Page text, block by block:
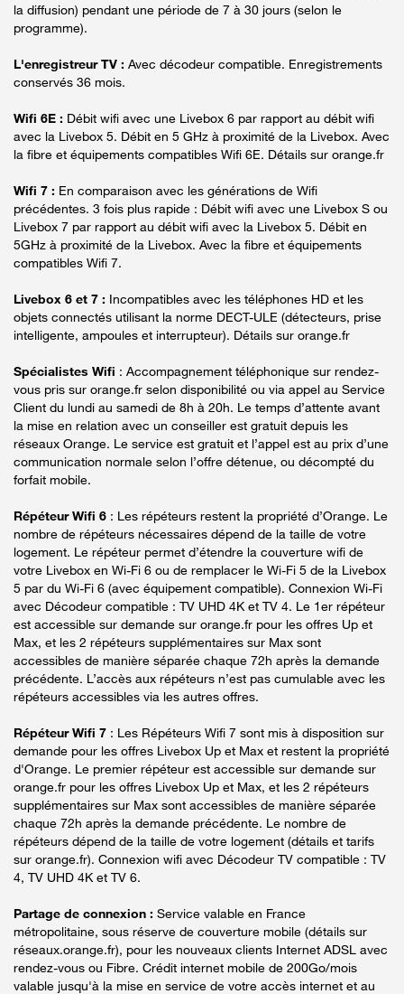
la diffusion) pendant une période de 7 à 30 jours (selon le
programme).
L'enregistreur TV : Avec décodeur compatible. Enregistrements
conservés 36 mois.
Wifi 6E : Débit wifi avec une Livebox 6 par rapport au débit wifi
avec la Livebox 5. Débit en 5 GHz à proximité de la Livebox. Avec
la fibre et équipements compatibles Wifi 6E. Détails sur orange.fr
Wifi 7 : En comparaison avec les générations de Wifi
précédentes. 3 fois plus rapide : Débit wifi avec une Livebox S ou
Livebox 7 par rapport au débit wifi avec la Livebox 5. Débit en
5GHz à proximité de la Livebox. Avec la fibre et équipements
compatibles Wifi 7.
Livebox 6 et 7 : Incompatibles avec les téléphones HD et les
objets connectés utilisant la norme DECT-ULE (détecteurs, prise
intelligente, ampoules et interrupteur). Détails sur orange.fr
Spécialistes Wifi : Accompagnement téléphonique sur rendez-
vous pris sur orange.fr selon disponibilité ou via appel au Service
Client du lundi au samedi de 8h à 20h. Le temps d’attente avant
la mise en relation avec un conseiller est gratuit depuis les
réseaux Orange. Le service est gratuit et l’appel est au prix d’une
communication normale selon l’offre détenue, ou décompté du
forfait mobile.
Répéteur Wifi 6 : Les répéteurs restent la propriété d’Orange. Le
nombre de répéteurs nécessaires dépend de la taille de votre
logement. Le répéteur permet d’étendre la couverture wifi de
votre Livebox en Wi-Fi 6 ou de remplacer le Wi-Fi 5 de la Livebox
5 par du Wi-Fi 6 (avec équipement compatible). Connexion Wi-Fi
avec Décodeur compatible : TV UHD 4K et TV 4. Le 1er répéteur
est accessible sur demande sur orange.fr pour les offres Up et
Max, et les 2 répéteurs supplémentaires sur Max sont
accessibles de manière séparée chaque 72h après la demande
précédente. L’accès aux répéteurs n’est pas cumulable avec les
répéteurs accessibles via les autres offres.
Répéteur Wifi 7 : Les Répéteurs Wifi 7 sont mis à disposition sur
demande pour les offres Livebox Up et Max et restent la propriété
d'Orange. Le premier répéteur est accessible sur demande sur
orange.fr pour les offres Livebox Up et Max, et les 2 répéteurs
supplémentaires sur Max sont accessibles de manière séparée
chaque 72h après la demande précédente. Le nombre de
répéteurs dépend de la taille de votre logement (détails et tarifs
sur orange.fr). Connexion wifi avec Décodeur TV compatible : TV
4, TV UHD 4K et TV 6.
Partage de connexion : Service valable en France
métropolitaine, sous réserve de couverture mobile (détails sur
réseaux.orange.fr), pour les nouveaux clients Internet ADSL avec
rendez-vous ou Fibre. Crédit internet mobile de 200Go/mois
valable jusqu'à la mise en service de votre accès internet et au